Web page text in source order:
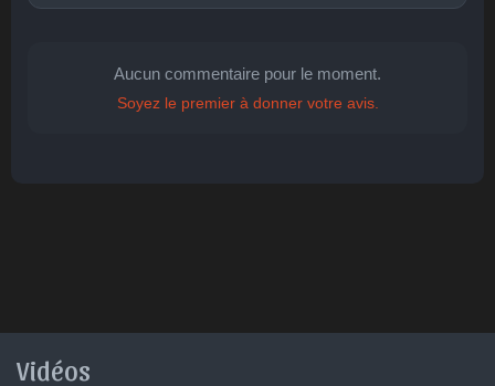
Aucun commentaire pour le moment.
Soyez le premier à donner votre avis.
Vidéos